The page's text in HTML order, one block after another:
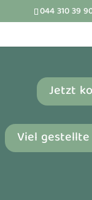
044 310 39
Jetzt
Viel